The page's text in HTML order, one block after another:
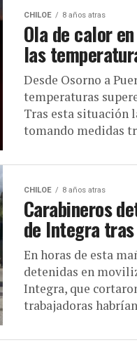
CHILOE 8 años atras
Ola de calor
las
Desde Osorno a
temperaturas
Tras esta situación
tomando medidas
CHILOE 8 años atras
Carabineros
de Integra
En horas de esta
detenidas en
Integra, que
trabajadoras